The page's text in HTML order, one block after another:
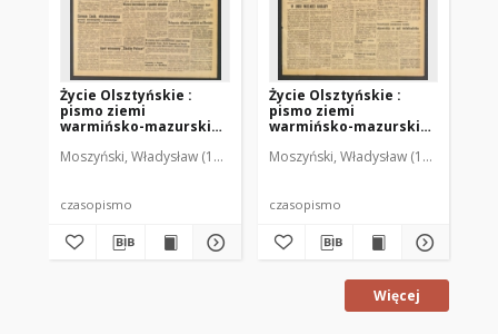
Życie Olsztyńskie :
pismo ziemi
warmińsko-mazurskiej,
Moszyński, Władysław (1922-2001). Red. Mroczkowski, Włodzimierz
czasopismo
Życie Olsztyńskie :
pismo ziemi
warmińsko-mazurskiej,
Moszyński, Władysław (1922-2001).
czasopismo
Więcej